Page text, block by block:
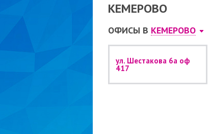
КЕМЕРОВО
ОФИСЫ В КЕМЕРОВО
ул. Шестакова 6а оф
417